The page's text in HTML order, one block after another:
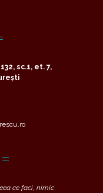
sc.1, et. 7,
ce faci, nimic